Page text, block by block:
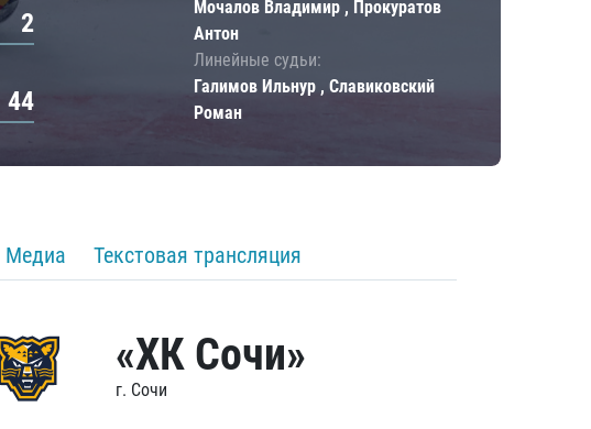
2
44
Мочалов Владимир , Прокуратов
Антон
Линейные судьи:
Галимов Ильнур , Славиковский
Роман
Медиа Текстовая трансляция
«ХК Сочи»
г. Сочи